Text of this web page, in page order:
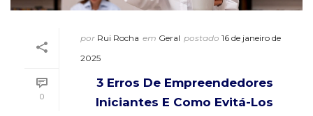
0
por Rui Rocha em Geral postado 16 de janeiro de
2025
3 Erros De Empreendedores
Iniciantes E Como Evitá-Los